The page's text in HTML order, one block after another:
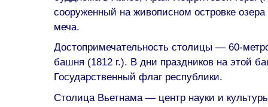
сооруженный на живописном островке
меча.
Достопримечательность столицы — 60-
башня (1812 г.). В дни праздников на этой
Государственный флаг республики.
Столица Вьетнама — центр науки и